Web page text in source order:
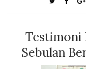
Testimoni
Sebulan